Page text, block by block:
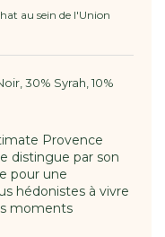
au sein de l'Union
30% Syrah, 10%
Provence
distingue par son
pour une
hédonistes à vivre
moments